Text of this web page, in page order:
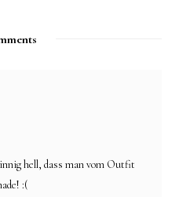
hell, dass man vom Outfit
:(